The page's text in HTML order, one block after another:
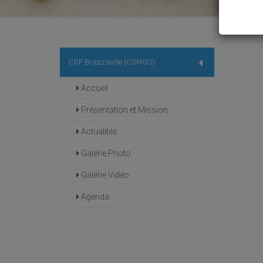
CRF Brazzaville (CONGO)
Accueil
Présentation et Mission
Actualités
Galérie Photo
Galérie Vidéo
Agenda